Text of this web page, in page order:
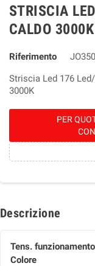
STRISCIA
CALDO 3000K
Riferimento
Striscia Led 176
3000K
PER
Descrizione
Tens.
Colore